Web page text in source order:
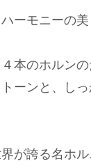
ーモニーの
のホルンの
ーンと、し
が誇る名ホ